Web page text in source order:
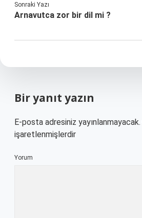
Sonraki Yazı
Arnavutca zor bir dil mi ?
Bir yanıt yazın
E-posta adresiniz yayınlanmayacak.
işaretlenmişlerdir
Yorum